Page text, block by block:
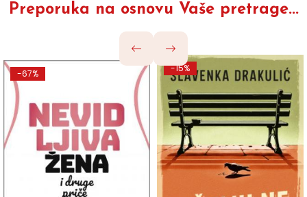
Preporuka na osnovu Vaše pretrage...
-67% -15%